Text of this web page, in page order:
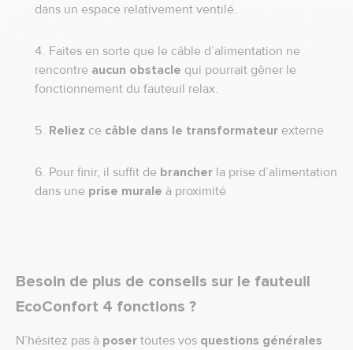
dans un espace relativement ventilé.
Faites en sorte que le câble d’alimentation ne
rencontre aucun obstacle qui pourrait gêner le
fonctionnement du fauteuil relax.
Reliez ce câble dans le transformateur externe
Pour finir, il suffit de brancher la prise d’alimentation
dans une prise murale à proximité
Besoin de plus de conseils sur le fauteuil
EcoConfort 4 fonctions ?
N’hésitez pas à poser toutes vos questions générales